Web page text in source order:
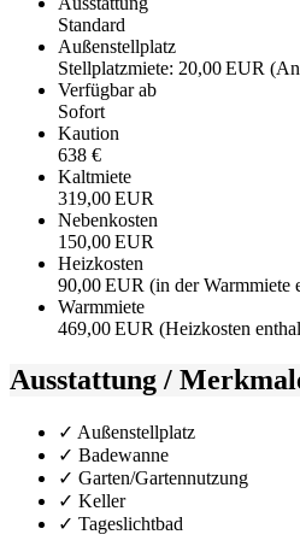
Standard
Außen­stellplatz
Stellplatzmiete: 20,00 EUR
Verfügbar ab
Sofort
Kaution
638 €
Kaltmiete
319,00 EUR
Nebenkosten
150,00 EUR
Heizkosten
90,00 EUR (in der Warmmiete
Warmmiete
469,00 EUR (Heizkosten
Ausstattung /
✓ Außenstellplatz
✓ Badewanne
✓ Garten/Gartennutzung
✓ Keller
✓ Tageslichtbad